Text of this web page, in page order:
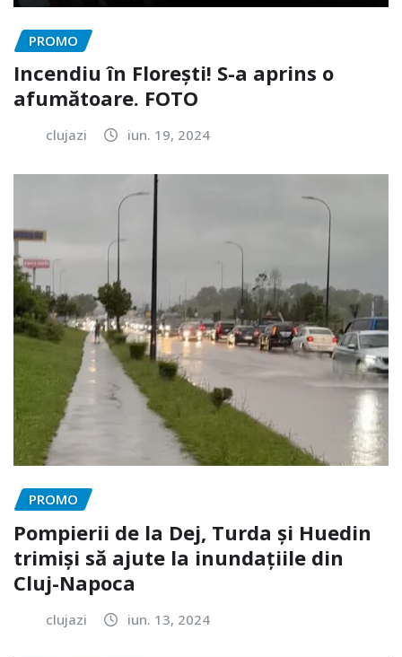
PROMO
Incendiu în Florești! S-a aprins o
afumătoare. FOTO
clujazi iun. 19, 2024
PROMO
Pompierii de la Dej, Turda și Huedin
trimiși să ajute la inundațiile din
Cluj-Napoca
clujazi iun. 13, 2024